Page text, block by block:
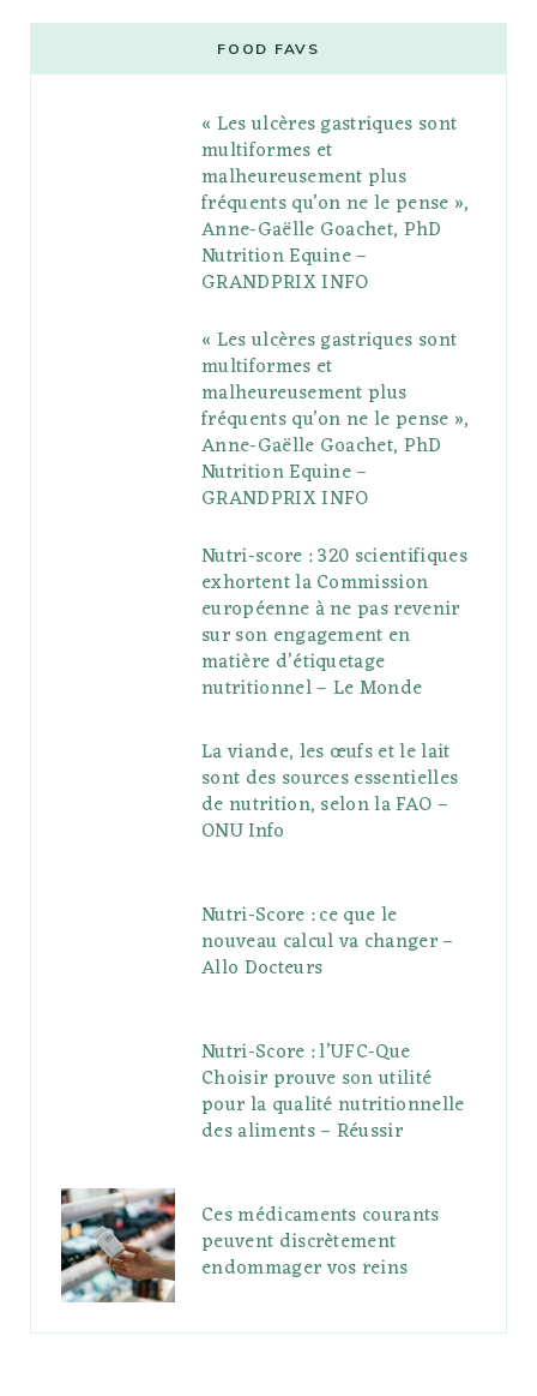
b
t
g
l
e
P
l
s
t
a
g
r
a
m
e
r
e
s
o
l
r
FOOD FAVS
« Les ulcères gastriques sont
multiformes et
malheureusement plus
fréquents qu’on ne le pense »,
Anne-Gaëlle Goachet, PhD
Nutrition Equine –
GRANDPRIX INFO
« Les ulcères gastriques sont
multiformes et
malheureusement plus
fréquents qu’on ne le pense »,
Anne-Gaëlle Goachet, PhD
Nutrition Equine –
GRANDPRIX INFO
Nutri-score : 320 scientifiques
exhortent la Commission
européenne à ne pas revenir
sur son engagement en
matière d’étiquetage
nutritionnel – Le Monde
La viande, les œufs et le lait
sont des sources essentielles
de nutrition, selon la FAO –
ONU Info
Nutri-Score : ce que le
nouveau calcul va changer –
Allo Docteurs
Nutri-Score : l’UFC-Que
Choisir prouve son utilité
pour la qualité nutritionnelle
des aliments – Réussir
Ces médicaments courants
peuvent discrètement
endommager vos reins